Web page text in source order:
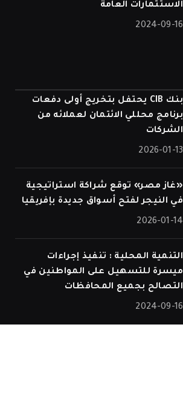
الاستثمارات العامة
2024-09-16
بنك CIB يحتفل بتخريج أولى دفعات
برنامج محللي الائتمان لعملائه من
الشركات
2026-01-13
«غاز مصر» توقع شراكة استراتيجية
في النيجر لفتح أسواق جديدة بإفريقيا
2026-01-14
التنمية المحلية : تنفيذ إجراءات
ميسرة للتسهيل على المواطنين في
التصالح بجميع المحافظات
2024-09-16